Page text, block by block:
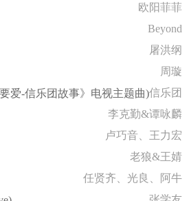
欧阳菲菲
Beyond
屠洪纲
周璇
爱-信乐团故事》电视主题曲)信乐团
李克勤&谭咏麟
卢巧音、王力宏
老狼&王婧
任贤齐、光良、阿牛